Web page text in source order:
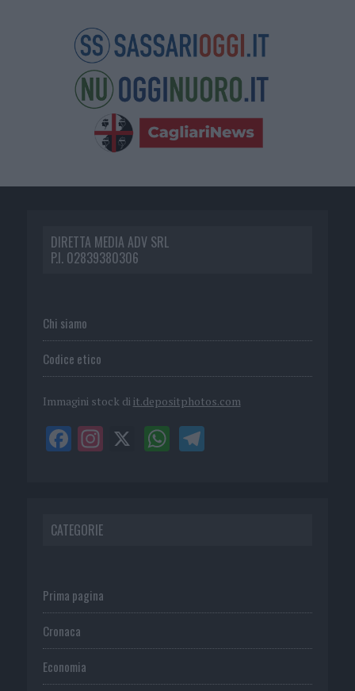
DIRETTA MEDIA ADV SRL
P.I. 02839380306
Chi siamo
Codice etico
Immagini stock di it.depositphotos.com
CATEGORIE
Prima pagina
Cronaca
Economia